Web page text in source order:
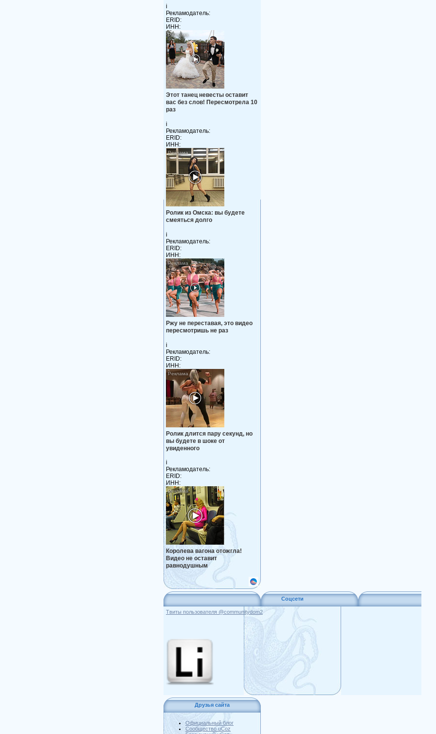
i
Рекламодатель:
ERID:
ИНН:
Этот танец невесты оставит
вас без слов! Пересмотрела 10
раз
i
Рекламодатель:
ERID:
ИНН:
Ролик из Омска: вы будете
смеяться долго
i
Рекламодатель:
ERID:
ИНН:
Ржу не переставая, это видео
пересмотришь не раз
i
Рекламодатель:
ERID:
ИНН:
Ролик длится пару секунд, но
вы будете в шоке от
увиденного
i
Рекламодатель:
ERID:
ИНН:
Королева вагона отожгла!
Видео не оставит
равнодушным
Соцсети
Твиты пользователя @communitydom2
Друзья сайта
Официальный блог
Сообщество uCoz